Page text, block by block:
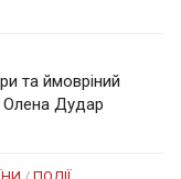
та ймовріний
Олена Дудар